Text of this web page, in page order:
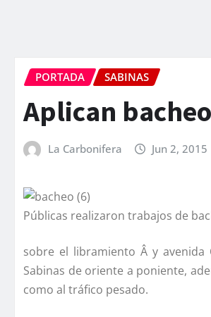
PORTADA SABINAS
Aplican
La Carbonifera Jun 2, 2015
Públicas realizaron trabajos de
sobre el libramiento Â y
Sabinas de oriente a poniente,
como al tráfico pesado.